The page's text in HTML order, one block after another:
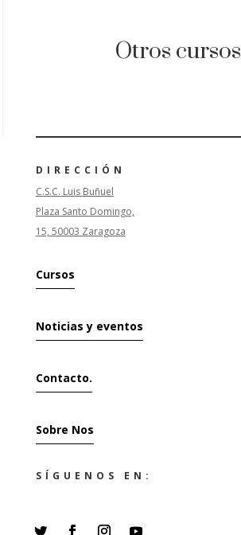
Otros cursos
DIRECCIÓN
C.S.C. Luis Buñuel
Plaza Santo Domingo,
15, 50003 Zaragoza
Cursos
Noticias y eventos
Contacto.
Sobre Nos
SÍGUENOS EN: